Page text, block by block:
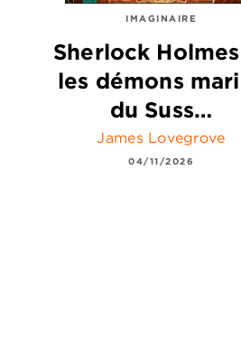
IMAGINAIRE
Sherlock
les démons
du Suss…
James Lovegrove
04/11/2026